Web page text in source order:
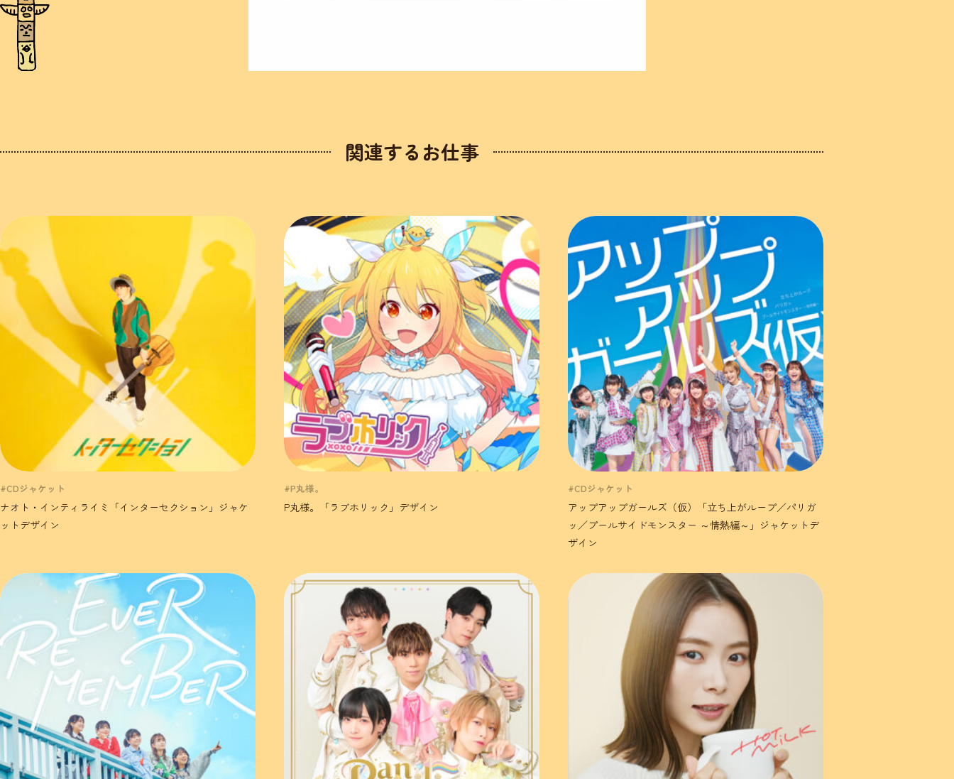
関連するお仕事
#CDジャケット
ナオト・インティライミ「インターセクション」ジャケ
ットデザイン
#P丸様。
P丸様。「ラブホリック」デザイン
#CDジャケット
アップアップガールズ（仮）「立ち上がループ／パリガ
ッ／プールサイドモンスター ～情熱編～」ジャケットデ
ザイン